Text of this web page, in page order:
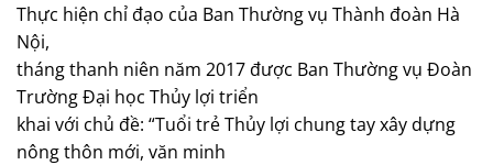
Thực hiện chỉ đạo của Ban Thường vụ Thành đoàn Hà
Nội,
tháng thanh niên năm 2017 được Ban Thường vụ Đoàn
Trường Đại học Thủy lợi triển
khai với chủ đề: “Tuổi trẻ Thủy lợi chung tay xây dựng
nông thôn mới, văn minh